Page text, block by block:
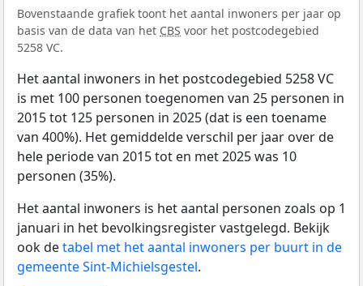
Bovenstaande grafiek toont het aantal inwoners per jaar op
basis van de data van het CBS voor het postcodegebied
5258 VC.
Het aantal inwoners in het postcodegebied 5258 VC
is met 100 personen toegenomen van 25 personen in
2015 tot 125 personen in 2025 (dat is een toename
van 400%). Het gemiddelde verschil per jaar over de
hele periode van 2015 tot en met 2025 was 10
personen (35%).
Het aantal inwoners is het aantal personen zoals op 1
januari in het bevolkingsregister vastgelegd. Bekijk
ook detabel met het aantal inwoners per buurt in de
gemeente Sint-Michielsgestel.